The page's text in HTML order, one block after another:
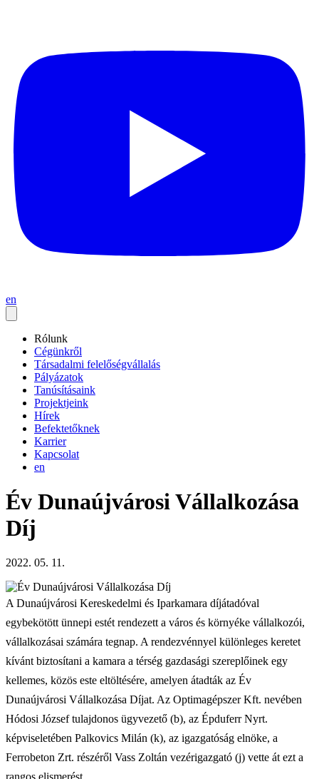
en
Rólunk
Cégünkről
Társadalmi felelőségvállalás
Pályázatok
Tanúsításaink
Projektjeink
Hírek
Befektetőknek
Karrier
Kapcsolat
en
Év Dunaújvárosi Vállalkozása
Díj
2022. 05. 11.
A Dunaújvárosi Kereskedelmi és Iparkamara díj­átadóval
egybekötött ünnepi estét rendezett a város és környéke vállalkozói,
vállalkozásai számára tegnap. A rendezvénnyel különleges keretet
kívánt biztosítani a kamara a térség gazdasági szereplőinek egy
kellemes, közös este eltöltésére, amelyen átadták az Év
Dunaújvárosi Vállalkozása Díjat. Az Optimagépszer Kft. nevében
Hódosi József tulajdonos ügyvezető (b), az Épduferr Nyrt.
képviseletében Palkovics Milán (k), az igazgatóság elnöke, a
Ferrobeton Zrt. részéről Vass Zoltán vezérigazgató (j) vette át ezt a